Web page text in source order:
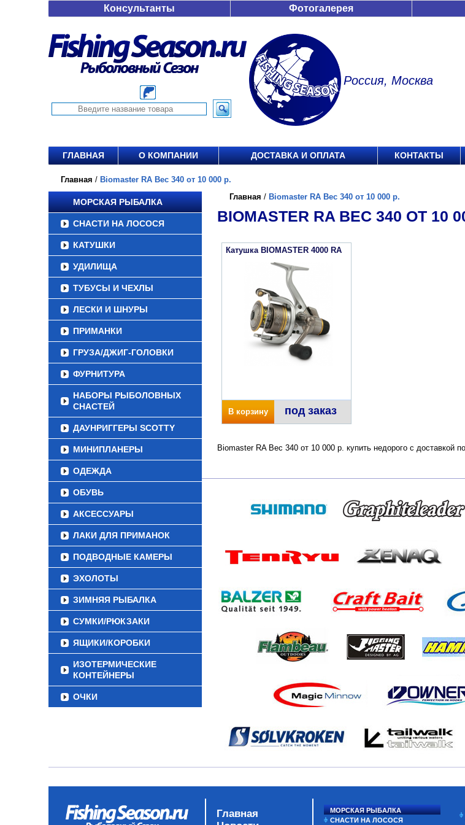
Консультанты Фотогалерея
Россия, Москва
ГЛАВНАЯ О КОМПАНИИ ДОСТАВКА И ОПЛАТА КОНТАКТЫ
Главная / Biomaster RA Вес 340 от 10 000 р.
МОРСКАЯ РЫБАЛКА
СНАСТИ НА ЛОСОСЯ
КАТУШКИ
УДИЛИЩА
ТУБУСЫ И ЧЕХЛЫ
ЛЕСКИ И ШНУРЫ
ПРИМАНКИ
ГРУЗА/ДЖИГ-ГОЛОВКИ
ФУРНИТУРА
НАБОРЫ РЫБОЛОВНЫХ
СНАСТЕЙ
ДАУНРИГГЕРЫ SCOTTY
МИНИПЛАНЕРЫ
ОДЕЖДА
ОБУВЬ
АКСЕССУАРЫ
ЛАКИ ДЛЯ ПРИМАНОК
ПОДВОДНЫЕ КАМЕРЫ
ЭХОЛОТЫ
ЗИМНЯЯ РЫБАЛКА
СУМКИ/РЮКЗАКИ
ЯЩИКИ/КОРОБКИ
ИЗОТЕРМИЧЕСКИЕ
КОНТЕЙНЕРЫ
ОЧКИ
Главная / Biomaster RA Вес 340 от 10 000 р.
BIOMASTER RA ВЕС 340 ОТ 10
Катушка BIOMASTER 4000 RA
В корзину под заказ
Biomaster RA Вес 340 от 10 000 р. купить недорого с
Главная
МОРСКАЯ РЫБАЛКА
СНАСТИ НА ЛОСОСЯ